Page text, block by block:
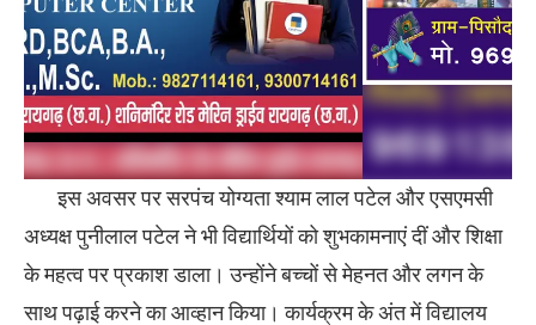
इस अवसर पर सरपंच योग्यता श्याम लाल पटेल और एसएमसी
अध्यक्ष पुनीलाल पटेल ने भी विद्यार्थियों को शुभकामनाएं दीं और शिक्षा
के महत्व पर प्रकाश डाला। उन्होंने बच्चों से मेहनत और लगन के
साथ पढ़ाई करने का आव्हान किया। कार्यक्रम के अंत में विद्यालय